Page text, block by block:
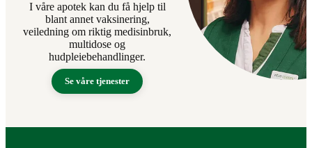
I våre apotek kan du få hjelp til
blant annet vaksinering,
veiledning om riktig medisinbruk,
multidose og
hudpleiebehandlinger.
Se våre tjenester